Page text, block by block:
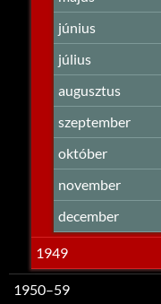
június
július
augusztus
szeptember
október
november
december
1949
1950–59